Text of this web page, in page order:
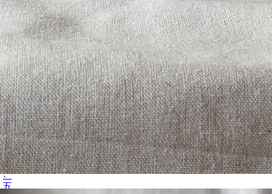
一五、〇〇〇円